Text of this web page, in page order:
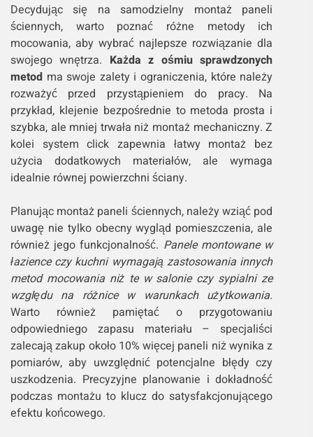
Decydując się na samodzielny montaż paneli
ściennych, warto poznać różne metody ich
mocowania, aby wybrać najlepsze rozwiązanie dla
swojego wnętrza. Każda z ośmiu sprawdzonych
metod ma swoje zalety i ograniczenia, które należy
rozważyć przed przystąpieniem do pracy. Na
przykład, klejenie bezpośrednie to metoda prosta i
szybka, ale mniej trwała niż montaż mechaniczny. Z
kolei system click zapewnia łatwy montaż bez
użycia dodatkowych materiałów, ale wymaga
idealnie równej powierzchni ściany.
Planując montaż paneli ściennych, należy wziąć pod
uwagę nie tylko obecny wygląd pomieszczenia, ale
również jego funkcjonalność. Panele montowane w
łazience czy kuchni wymagają zastosowania innych
metod mocowania niż te w salonie czy sypialni ze
względu na różnice w warunkach użytkowania.
Warto również pamiętać o przygotowaniu
odpowiedniego zapasu materiału – specjaliści
zalecają zakup około 10% więcej paneli niż wynika z
pomiarów, aby uwzględnić potencjalne błędy czy
uszkodzenia. Precyzyjne planowanie i dokładność
podczas montażu to klucz do satysfakcjonującego
efektu końcowego.